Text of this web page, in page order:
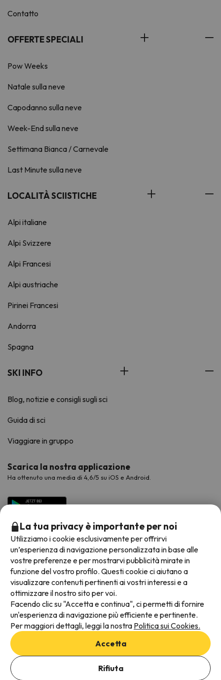
Aggiungi date per verificare la disponibilità
Contatto
OFFERTE SPECIALI
Pow Weeks
Natale sulla neve
Capodanno sulla neve
Week-End sulla neve
Settimana Bianca / Carnevale
Last Minute sulla neve
LOCALITÀ SCIISTICHE
Alpi italiane
Alpi Svizzere
Alpi Francesi
Alpi austriache
Pirinei Francesi
Andorra
Spagna
SKI INFO
Blog, notizie e consigli sugli sci
Guida di sci
Viaggiare in gruppo
Scarica la nostra applicazione
Ha ottenuto una media di 4,6/5 su iOS e Android.
Metodi di pagamento disponibili
Termini e condizioni generali
Protezione dei dati
Informativa sui cookie
La tua privacy è importante per noi
Utilizziamo i cookie esclusivamente per offrirvi
un’esperienza di navigazione personalizzata in base alle
vostre preferenze e per mostrarvi pubblicità mirate in
funzione del vostro profilo. Questi cookie ci aiutano a
visualizzare contenuti pertinenti ai vostri interessi e a
ottimizzare il nostro sito per voi.
Facendo clic su "Accetta e continua", ci permetti di fornire
un'esperienza di navigazione più efficiente e pertinente.
Per maggiori dettagli, leggi la nostra Politica sui Cookies.
Accetta
Rifiuta